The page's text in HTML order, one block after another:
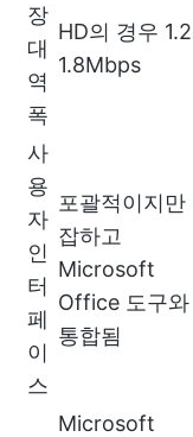
장
대
역
폭
HD의 경우
1.8Mbps
사
용
자
인
터
페
이
스
포괄적이지만
잡하고
Microsoft
Office 도구와
통합됨
Microsoft